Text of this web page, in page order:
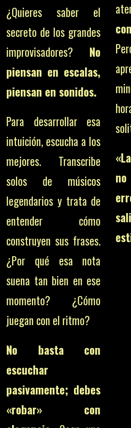
¿Quieres saber el
secreto de los grandes
improvisadores? No
piensan en escalas,
piensan en sonidos.
Para desarrollar esa
intuición, escucha a los
mejores. Transcribe
solos de músicos
legendarios y trata de
entender cómo
construyen sus frases.
¿Por qué esa nota
suena tan bien en ese
momento? ¿Cómo
juegan con el ritmo?
No basta con
escuchar
pasivamente; debes
«robar» con